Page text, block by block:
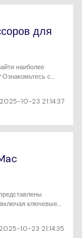
для
наиболее
с
10-23 21:14:37
ключевые
10-23 21:14:35